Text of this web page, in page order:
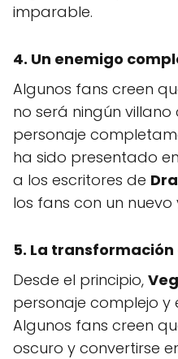
imparable.
4. Un enemigo
Algunos fans creen
no será ningún villano
personaje
ha sido presentado
a los escritores de
los fans con un
5. La transformación
Desde el principio,
personaje complejo y
Algunos fans creen
oscuro y convertirse